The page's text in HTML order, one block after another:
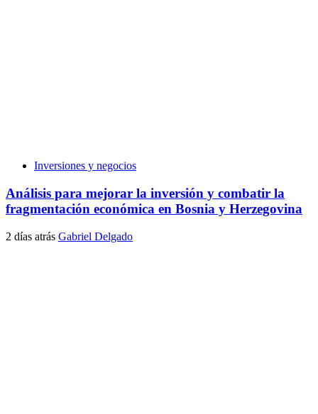
Inversiones y negocios
Análisis para mejorar la inversión y combatir la
fragmentación económica en Bosnia y Herzegovina
2 días atrás Gabriel Delgado